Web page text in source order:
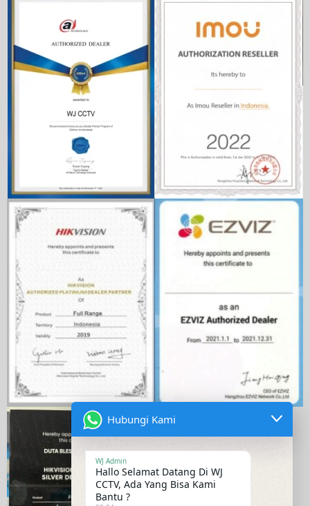
Hubungi Kami
WJ Admin
Hallo Selamat Datang Di WJ
CCTV, Ada Yang Bisa Kami
Bantu ?